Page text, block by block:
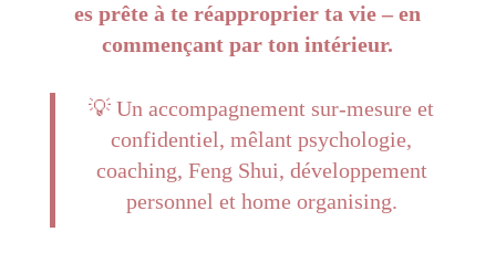
es prête à te réapproprier ta vie – en
commençant par ton intérieur.
💡 Un accompagnement sur-mesure et
confidentiel, mêlant psychologie,
coaching, Feng Shui, développement
personnel et home organising.